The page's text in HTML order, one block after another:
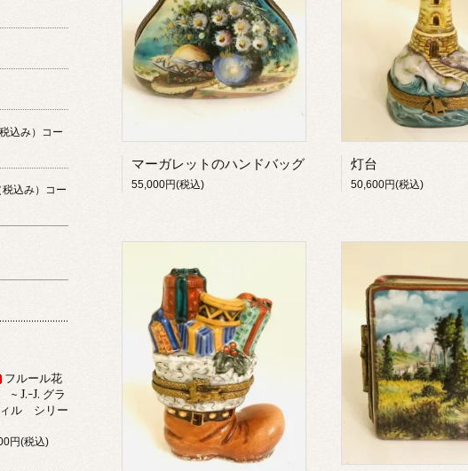
マーガレットのハンドバッグ
55,000円(税込)
灯台
50,600円(税込)
込み）コー
込み）コー
フルール花
~ J.-J. グラ
ル シリー
円(税込)